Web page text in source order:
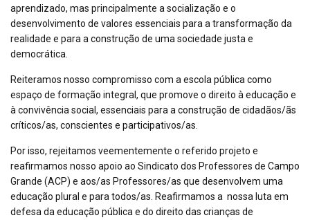
aprendizado, mas principalmente a socialização e o
desenvolvimento de valores essenciais para a transformação da
realidade e para a construção de uma sociedade justa e
democrática.
Reiteramos nosso compromisso com a escola pública como
espaço de formação integral, que promove o direito à educação e
à convivência social, essenciais para a construção de cidadãos/ãs
críticos/as, conscientes e participativos/as.
Por isso, rejeitamos veementemente o referido projeto e
reafirmamos nosso apoio ao Sindicato dos Professores de Campo
Grande (ACP) e aos/as Professores/as que desenvolvem uma
educação plural e para todos/as. Reafirmamos a nossa luta em
defesa da educação pública e do direito das crianças de